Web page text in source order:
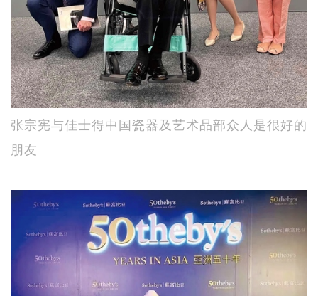
张宗宪与佳士得中国瓷器及艺术品部众人是很好的
朋友